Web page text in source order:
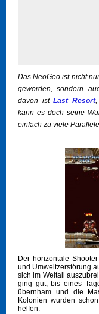
Das NeoGeo ist nicht
geworden, sondern
davon ist Last Resort,
kann es doch seine
einfach zu viele
Der horizontale
und Umweltzerstörung
sich im Weltall
ging gut, bis eines
übernham und die
Kolonien wurden
helfen.